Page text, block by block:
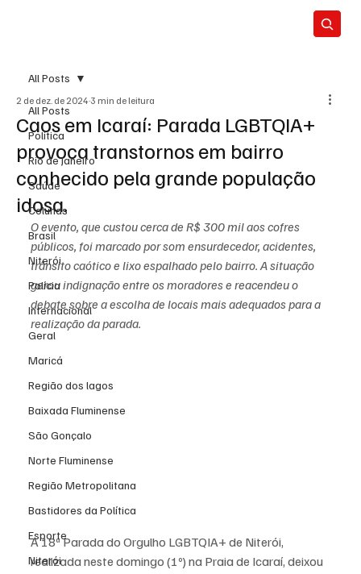
All Posts
Política
Rio de Janeiro
Saúde
Colunas
Brasil
Niterói
Polícia
Internacional
Geral
Maricá
Região dos lagos
Baixada Fluminense
São Gonçalo
Norte Fluminense
Região Metropolitana
Bastidores da Política
Esporte
Niterói
All Posts
Caos em Icaraí: Parada LGBTQIA+
provoca transtornos em bairro
conhecido pela grande população
idosa.
2 de dez. de 2024 3 min de leitura
O evento, que custou cerca de R$ 300 mil aos cofres
públicos, foi marcado por som ensurdecedor, acidentes,
trânsito caótico e lixo espalhado pelo bairro. A situação
gerou indignação entre os moradores e reacendeu o
debate sobre a escolha de locais mais adequados para a
realização da parada.
A 18ª Parada do Orgulho LGBTQIA+ de Niterói,
realizada neste domingo (1º) na Praia de Icaraí, deixou